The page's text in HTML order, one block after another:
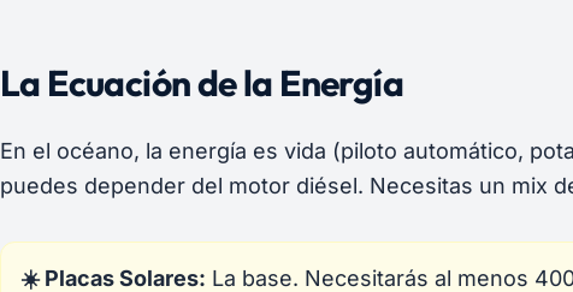
La Ecuación de la Energía
En el océano, la energía es vida (piloto automático,
puedes depender del motor diésel. Necesitas un mix
☀️ Placas Solares: La base. Necesitarás al menos